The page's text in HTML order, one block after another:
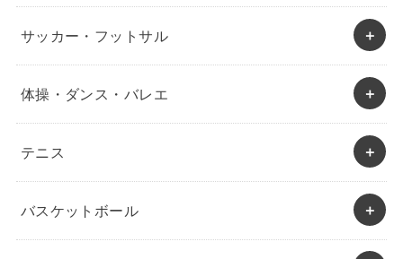
サッカー・フットサル
体操・ダンス・バレエ
テニス
バスケットボール